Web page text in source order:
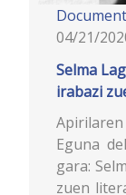
04/21/
Selma
irabazi
Eguna
gara:
zuen